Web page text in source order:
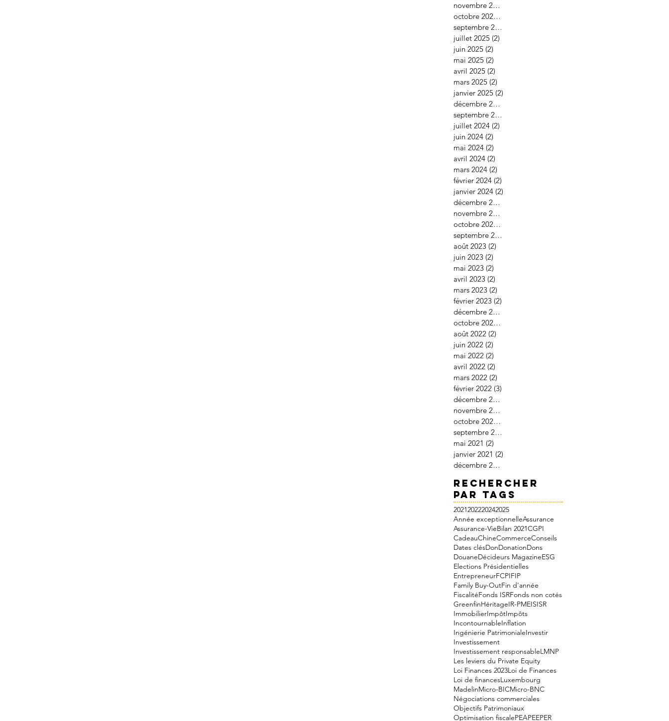
novembre 2025
octobre 2025(2)
septembre 2025
juillet 2025 (2)
juin 2025 (2)
mai 2025 (2)
avril 2025 (2)
mars 2025 (2)
janvier 2025 (2)
décembre 2024
septembre 2024
juillet 2024 (2)
juin 2024 (2)
mai 2024 (2)
avril 2024 (2)
mars 2024 (2)
février 2024 (2)
janvier 2024 (2)
décembre 2023
novembre 2023
octobre 2023(3)
septembre 2023
août 2023 (2)
juin 2023 (2)
mai 2023 (2)
avril 2023 (2)
mars 2023 (2)
février 2023 (2)
décembre 2022
octobre 2022(2)
août 2022 (2)
juin 2022 (2)
mai 2022 (2)
avril 2022 (2)
mars 2022 (2)
février 2022 (3)
décembre 2021
novembre 2021
octobre 2021(2)
septembre 2021
mai 2021 (2)
janvier 2021 (2)
décembre 2020
Rechercher
par Tags
2021202220242025
Année exceptionnelleAssurance
Assurance-VieBilan 2021CGPI
CadeauChineCommerceConseils
Dates clésDonDonationDons
DouaneDécideurs MagazineESG
Elections Présidentielles
EntrepreneurFCPIFIP
Family Buy-OutFin d'année
FiscalitéFonds ISRFonds non cotés
GreenfinHéritageIR-PMEISISR
ImmobilierImpôtImpôts
IncontournableInflation
Ingénierie PatrimonialeInvestir
Investissement
Investissement responsableLMNP
Les leviers du Private Equity
Loi Finances 2023Loi de Finances
Loi de financesLuxembourg
MadelinMicro-BICMicro-BNC
Négociations commerciales
Objectifs Patrimoniaux
Optimisation fiscalePEAPEEPER